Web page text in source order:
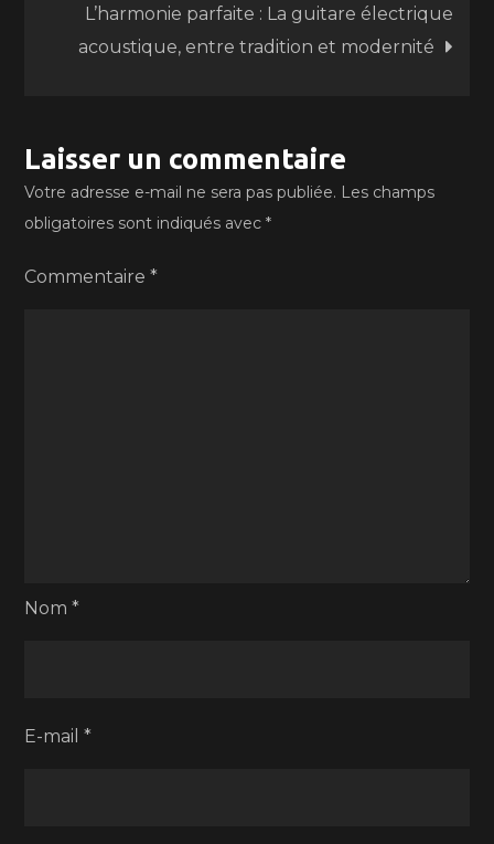
l’article
L’harmonie parfaite : La guitare électrique
acoustique, entre tradition et modernité
Laisser un commentaire
Votre adresse e-mail ne sera pas publiée. Les champs
obligatoires sont indiqués avec*
Commentaire*
Nom*
E-mail*